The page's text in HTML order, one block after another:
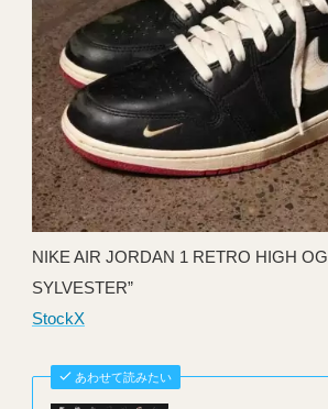
NIKE AIR JORDAN 1 RETRO HIGH
SYLVESTER”
StockX
あわせて読みたい